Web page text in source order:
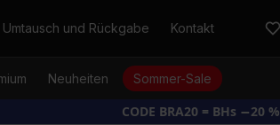
Umtausch und Rückgabe Kontakt
Neuheiten Sommer-Sale
CODE BRA20 = BHs −20 %